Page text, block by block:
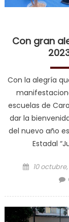
Con gran
Con la alegría
escuelas de
dar la
del nuevo año
Estadal
Posted on
10